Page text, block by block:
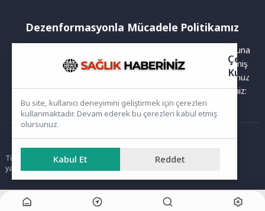
Dezenformasyonla Mücadele Politikamız
Yayınlanan haberler doğruluk ilkesi gözetilerek hazırlanır. Buna
rağmen bazı içeriklerde eksik, hatalı veya güncelliğini yitirmiş
bilgiler bulunabilir.Yanlış veya yanıltıcı olduğunu düşündüğünüz
haberleri aşağıdaki iletişim kanallarından bize bildirebilirsiniz:
Ana Sayfa
Tüm hakları saklıdır. Sitede yer alan içerikler izinsiz kopyalanamaz,
yayımlanamaz ve kullanılamaz.
Çerez
Bu site, kullanıcı deneyimini geliştirmek için çerezleri
kullanmaktadır. Devam ederek bu çerezleri kabul etmiş
olursunuz.
Kabul Et Reddet